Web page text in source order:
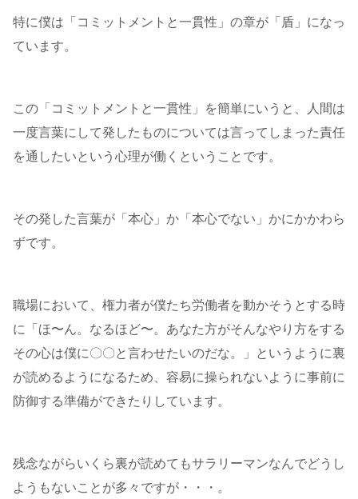
特に僕は「コミットメントと一貫性」の章が「盾」になっ
ています。
この「コミットメントと一貫性」を簡単にいうと、人間は
一度言葉にして発したものについては言ってしまった責任
を通したいという心理が働くということです。
その発した言葉が「本心」か「本心でない」かにかかわら
ずです。
職場において、権力者が僕たち労働者を動かそうとする時
に「ほ〜ん。なるほど〜。あなた方がそんなやり方をする
その心は僕に〇〇と言わせたいのだな。」というように裏
が読めるようになるため、容易に操られないように事前に
防御する準備ができたりしています。
残念ながらいくら裏が読めてもサラリーマンなんでどうし
ようもないことが多々ですが・・・。